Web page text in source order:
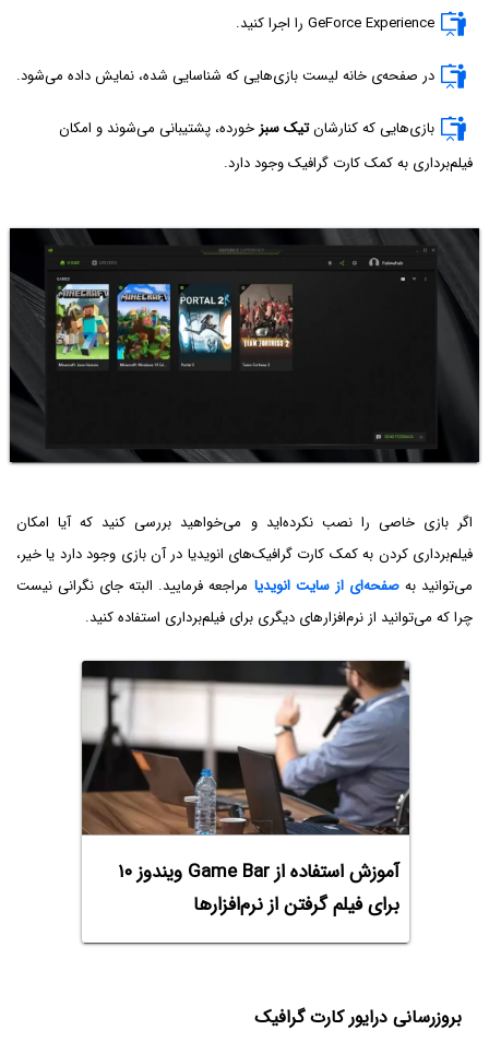
GeForce Experience را اجرا کنید.
در صفحه‌ی خانه لیست بازی‌هایی که شناسایی شده، نمایش داده می‌شود.
بازی‌هایی که کنارشانتیک سبز خورده، پشتیبانی می‌شوند و امکان
فیلم‌برداری به کمک کارت گرافیک وجود دارد.
اگر بازی خاصی را نصب نکرده‌اید و می‌خواهید بررسی کنید که آیا امکان
فیلم‌برداری کردن به کمک کارت گرافیک‌های انویدیا در آن بازی وجود دارد یا خیر،
می‌توانید بهصفحه‌ای از سایت انویدیا مراجعه فرمایید. البته جای نگرانی نیست
چرا که می‌توانید از نرم‌افزارهای دیگری برای فیلم‌برداری استفاده کنید.
آموزش استفاده از Game Bar ویندوز ۱۰
برای فیلم گرفتن از نرم‌افزارها
بروزرسانی درایور کارت گرافیک